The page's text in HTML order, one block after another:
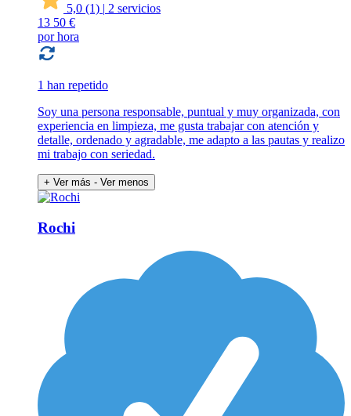
5,0 (1) | 2 servicios
13 50 €
por hora
1 han repetido
Soy una persona responsable, puntual y muy organizada, con
experiencia en limpieza, me gusta trabajar con atención y
detalle, ordenado y agradable, me adapto a las pautas y realizo
mi trabajo con seriedad.
+ Ver más - Ver menos
Rochi